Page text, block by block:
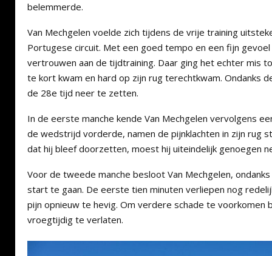
belemmerde.
Van Mechgelen voelde zich tijdens de vrije training
Portugese circuit. Met een goed tempo en een fijn
vertrouwen aan de tijdtraining. Daar ging het echter mis
te kort kwam en hard op zijn rug terechtkwam. Ondanks
de 28e tijd neer te zetten.
In de eerste manche kende Van Mechgelen vervolgens
de wedstrijd vorderde, namen de pijnklachten in zijn rug
dat hij bleef doorzetten, moest hij uiteindelijk genoegen
Voor de tweede manche besloot Van Mechgelen,
start te gaan. De eerste tien minuten verliepen nog
pijn opnieuw te hevig. Om verdere schade te voorkomen
vroegtijdig te verlaten.